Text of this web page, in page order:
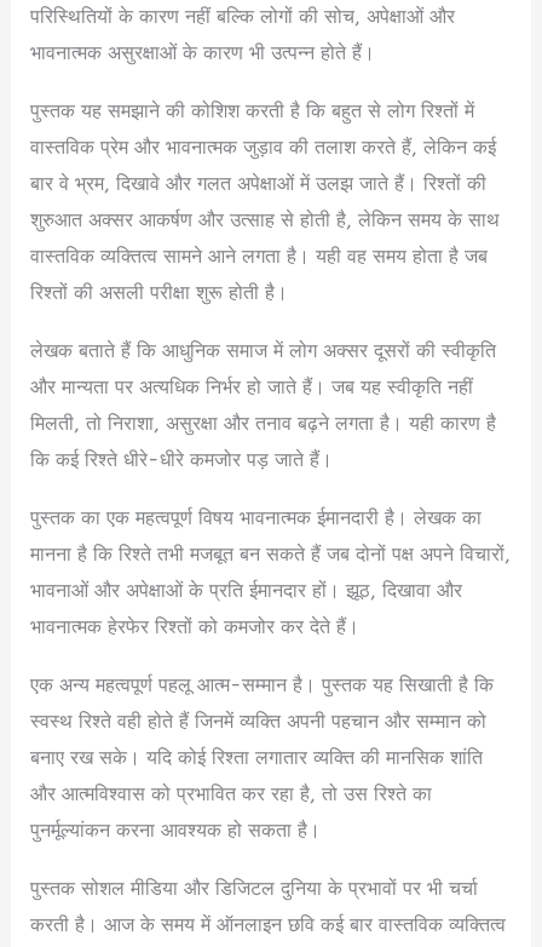
परिस्थितियों के कारण नहीं बल्कि लोगों की सोच, अपेक्षाओं और
भावनात्मक असुरक्षाओं के कारण भी उत्पन्न होते हैं।
पुस्तक यह समझाने की कोशिश करती है कि बहुत से लोग रिश्तों में
वास्तविक प्रेम और भावनात्मक जुड़ाव की तलाश करते हैं, लेकिन कई
बार वे भ्रम, दिखावे और गलत अपेक्षाओं में उलझ जाते हैं। रिश्तों की
शुरुआत अक्सर आकर्षण और उत्साह से होती है, लेकिन समय के साथ
वास्तविक व्यक्तित्व सामने आने लगता है। यही वह समय होता है जब
रिश्तों की असली परीक्षा शुरू होती है।
लेखक बताते हैं कि आधुनिक समाज में लोग अक्सर दूसरों की स्वीकृति
और मान्यता पर अत्यधिक निर्भर हो जाते हैं। जब यह स्वीकृति नहीं
मिलती, तो निराशा, असुरक्षा और तनाव बढ़ने लगता है। यही कारण है
कि कई रिश्ते धीरे-धीरे कमजोर पड़ जाते हैं।
पुस्तक का एक महत्वपूर्ण विषय भावनात्मक ईमानदारी है। लेखक का
मानना है कि रिश्ते तभी मजबूत बन सकते हैं जब दोनों पक्ष अपने विचारों,
भावनाओं और अपेक्षाओं के प्रति ईमानदार हों। झूठ, दिखावा और
भावनात्मक हेरफेर रिश्तों को कमजोर कर देते हैं।
एक अन्य महत्वपूर्ण पहलू आत्म-सम्मान है। पुस्तक यह सिखाती है कि
स्वस्थ रिश्ते वही होते हैं जिनमें व्यक्ति अपनी पहचान और सम्मान को
बनाए रख सके। यदि कोई रिश्ता लगातार व्यक्ति की मानसिक शांति
और आत्मविश्वास को प्रभावित कर रहा है, तो उस रिश्ते का
पुनर्मूल्यांकन करना आवश्यक हो सकता है।
पुस्तक सोशल मीडिया और डिजिटल दुनिया के प्रभावों पर भी चर्चा
करती है। आज के समय में ऑनलाइन छवि कई बार वास्तविक व्यक्तित्व